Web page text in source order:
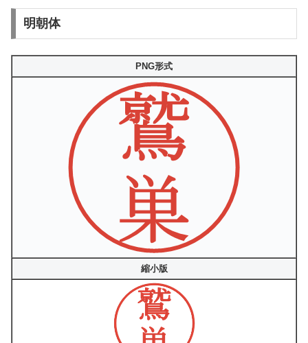
明朝体
PNG形式
縮小版